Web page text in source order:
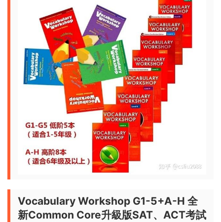
Vocabulary Workshop G1-5+A-H 全
新Common Core升級版SAT、ACT考試